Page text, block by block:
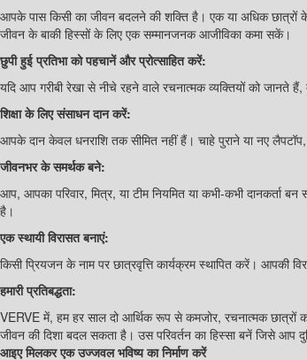
आपके पास किसी का जीवन बदलने की शक्ति है। एक या अधिक छात्रों
जीवन के बाकी हिस्सों के लिए एक सम्मानजनक आजीविका कमा सकें।
छुपी हुई प्रतिभा को पहचानें और प्रोत्साहित करें:
यदि आप गरीबी रेखा से नीचे रहने वाले रचनात्मक व्यक्तियों को जानते
शिक्षा के लिए संसाधन दान करें:
आपके दान केवल धनराशि तक सीमित नहीं हैं। चाहे पुराने या नए
जीवनभर के समर्थक बने:
आप, आपका परिवार, मित्र, या टीम नियमित या कभी-कभी दानकर्ता
है।
एक स्थायी विरासत बनाएं:
किसी प्रियजन के नाम पर छात्रवृत्ति कार्यक्रम स्थापित करें।
हमारी प्रतिबद्धता:
VERVE में, हम हर साल दो आर्थिक रूप से कमजोर, रचनात्मक छात्रों
जीवन की दिशा बदल सकता है। उस परिवर्तन का हिस्सा बनें जिसे आप
आइए मिलकर एक उज्जवल भविष्य का निर्माण करें